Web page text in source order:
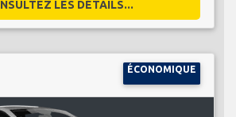
LES DÉTAILS...
ÉCONOMIQUE